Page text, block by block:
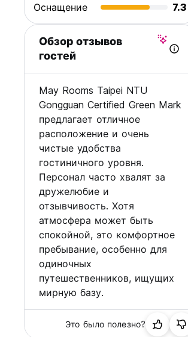
Оснащение
7.3
Обзор отзывов
гостей
May Rooms Taipei NTU
Gongguan Certified Green Mark
предлагает отличное
расположение и очень
чистые удобства
гостиничного уровня.
Персонал часто хвалят за
дружелюбие и
отзывчивость. Хотя
атмосфера может быть
спокойной, это комфортное
пребывание, особенно для
одиночных
путешественников, ищущих
мирную базу.
Это было полезно?